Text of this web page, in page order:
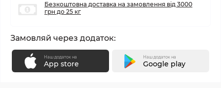
Безкоштовна доставка на замовлення від 3000
грн до 25 кг
Замовляй через додаток:
Наш додаток на
App store
Наш додаток на
Google play